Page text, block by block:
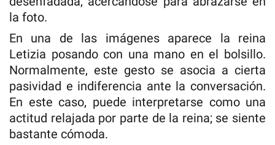
la foto.
En una de las imágenes aparece la reina
Letizia posando con una mano en el bolsillo.
Normalmente, este gesto se asocia a cierta
pasividad e indiferencia ante la conversación.
En este caso, puede interpretarse como una
actitud relajada por parte de la reina; se siente
bastante cómoda.